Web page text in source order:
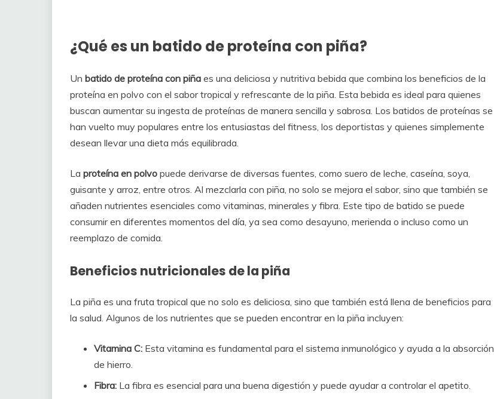
¿Qué es un batido de proteína con piña?
Un batido de proteína con piña es una deliciosa y nutritiva bebida que combina los beneficios de la
proteína en polvo con el sabor tropical y refrescante de la piña. Esta bebida es ideal para quienes
buscan aumentar su ingesta de proteínas de manera sencilla y sabrosa. Los batidos de proteínas se
han vuelto muy populares entre los entusiastas del fitness, los deportistas y quienes simplemente
desean llevar una dieta más equilibrada.
La proteína en polvo puede derivarse de diversas fuentes, como suero de leche, caseína, soya,
guisante y arroz, entre otros. Al mezclarla con piña, no solo se mejora el sabor, sino que también se
añaden nutrientes esenciales como vitaminas, minerales y fibra. Este tipo de batido se puede
consumir en diferentes momentos del día, ya sea como desayuno, merienda o incluso como un
reemplazo de comida.
Beneficios nutricionales de la piña
La piña es una fruta tropical que no solo es deliciosa, sino que también está llena de beneficios para
la salud. Algunos de los nutrientes que se pueden encontrar en la piña incluyen:
Vitamina C: Esta vitamina es fundamental para el sistema inmunológico y ayuda a la absorción
de hierro.
Fibra: La fibra es esencial para una buena digestión y puede ayudar a controlar el apetito.